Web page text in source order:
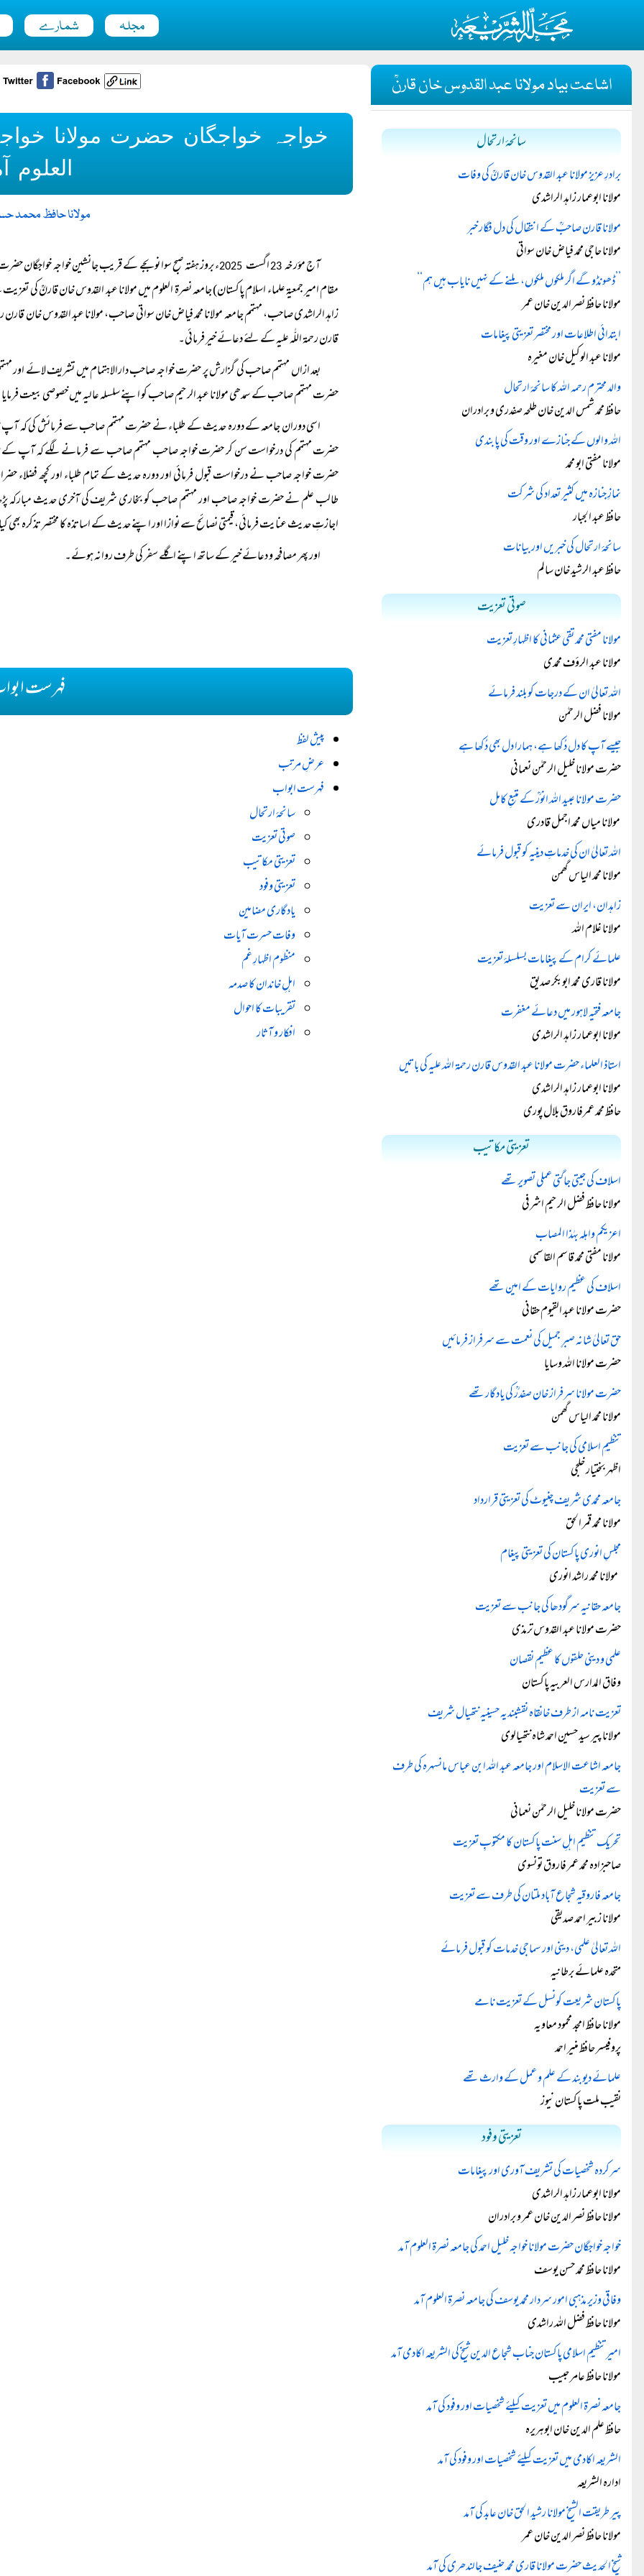
مجلہ شمارے
خواجہ خواجگان حضرت مولانا
العلوم
مولانا حافظ محمد
آج مؤرخہ23 اگست
ء بروز ہفتہ صبح سوا نو بجے کے قریب جانشین خواجہ خواجگان
مقام امیر جمعیۃ علماء اسلام پاکستان) جامعہ نصرۃ العلوم میں مولانا عبد القدوس خان قارنؒ کی
زاہد الراشدی صاحب، مہتمم جامعہ مولانا محمد فیاض خان سواتی صاحب، مولانا عبد القدوس خان
قارن رحمۃ اللّٰہ علیہ کے لئے دعائے خیر فرمائی۔
بعد ازاں مہتمم صاحب کی گزارش پر حضرت خواجہ صاحب دارالاہتمام میں تشریف لائے
حضرت مہتمم صاحب کے سمدھی مولانا عبد الرحیم صاحب کو اپنے سلسلہ عالیہ میں خصوصی بیعت
اسی دوران جامعہ کے دورہ حدیث کے طلباء نے حضرت مہتمم صاحب سے فرمائش کی کہ
حضرت مہتمم کی درخواست سن کر حضرت خواجہ صاحب مہتمم صاحب سے فرمانے لگے کہ آپ
حضرت خواجہ صاحب نے درخواست قبول فرمائی اور دورہ حدیث کے تمام طلباء اور کچھ فضلاء
طالب علم نے حضرت خواجہ صاحب اور مہتمم صاحب کو بخاری شریف کی آخری حدیث مبارکہ
اجازتِ حدیث عنایت فرمائی، قیمتی نصائح سے نوازا اور اپنے حدیث کے اساتذہ کا مختصر تذکرہ بھی
اور پھر مصافحہ و دعائے خیر کے ساتھ اپنے اگلے سفر کی طرف روانہ ہوئے۔
فہرست
پیش لفظ
عرضِ مرتب
فہرست ابواب
سانحۂ ارتحال
صوتی تعزیت
تعزیتی مکاتیب
تعزیتی وفود
یادگاری مضامین
وفات حسرت آیات
منظوم اظہارِ غم
اہلِ خاندان کا صدمہ
تقریبات کا احوال
افکار و آثار
اشاعت بیاد مولانا عبد القدوس خان قارنؒ
سانحۂ ارتحال
برادرِ عزیز مولانا عبد القدوس خان قارنؒ کی وفات
مولانا ابوعمار زاہد الراشدی
مولانا قارن صاحبؒ کے انتقال کی دل فگار خبر
مولانا حاجی محمد فیاض خان سواتی
’’ڈھونڈو گے اگر ملکوں ملکوں، ملنے کے نہیں نایاب ہیں ہم‘‘
مولانا حافظ نصر الدین خان عمر
ابتدائی اطلاعات اور مختصر تعزیتی پیغامات
مولانا عبد الوکیل خان مغیرہ
والد محترم رحمہ اللہ کا سانحۂ ارتحال
حافظ محمد شمس الدین خان طلحہ صفدری و برادران
اللہ والوں کے جنازے اور وقت کی پابندی
مولانا مفتی ابو محمد
نمازِ جنازہ میں کثیر تعداد کی شرکت
حافظ عبد الجبار
سانحۂ ارتحال کی خبریں اور بیانات
حافظ عبد الرشید خان سالم
صوتی تعزیت
مولانا مفتی محمد تقی عثمانی کا اظہارِ تعزیت
مولانا عبد الرؤف محمدی
اللہ تعالیٰ ان کے درجات کو بلند فرمائے
مولانا فضل الرحمٰن
جیسے آپ کا دل دُکھا ہے، ہمارا دل بھی دُکھا ہے
حضرت مولانا خلیل الرحمٰن نعمانی
حضرت مولانا عبید اللہ انورؒ کے متبعِ کامل
مولانا میاں محمد اجمل قادری
اللہ تعالیٰ ان کی خدماتِ دینیہ کو قبول فرمائے
مولانا محمد الیاس گھمن
زاہدان، ایران سے تعزیت
مولانا غلام اللہ
علمائے کرام کے پیغامات بسلسلۂ تعزیت
مولانا قاری محمد ابوبکر صدیق
جامعہ فتحیہ لاہور میں دعائے مغفرت
مولانا ابوعمار زاہد الراشدی
استاذ العلماء حضرت مولانا عبد القدوس قارن رحمۃ اللہ علیہ کی باتیں
مولانا ابوعمار زاہد الراشدی
حافظ محمد عمرفاروق بلال پوری
تعزیتی مکاتیب
اسلاف کی جیتی جاگتی عملی تصویر تھے
مولانا حافظ فضل الرحیم اشرفی
اعزيكم واهله بهٰذا المصاب
مولانا مفتی محمد قاسم القاسمی
اسلاف کی عظیم روایات کے امین تھے
حضرت مولانا عبد القیوم حقانی
حق تعالیٰ شانہ صبرِ جمیل کی نعمت سے سرفراز فرمائیں
حضرت مولانا اللہ وسایا
حضرت مولانا سرفراز خان صفدرؒ کی یادگار تھے
مولانا محمد الیاس گھمن
تنظیمِ اسلامی کی جانب سے تعزیت
اظہر بختیار خلجی
جامعہ محمدی شریف چنیوٹ کی تعزیتی قرارداد
مولانا محمد قمر الحق
مجلسِ انوری پاکستان کی تعزیتی پیغام
مولانا محمد راشد انوری
جامعہ حقانیہ سرگودھا کی جانب سے تعزیت
حضرت مولانا عبد القدوس ترمذی
علمی و دینی حلقوں کا عظیم نقصان
وفاق المدارس العربیہ پاکستان
تعزیت نامہ از طرف خانقاہ نقشبندیہ حسینیہ نتھیال شریف
مولانا پیر سید حسین احمد شاہ نتھیالوی
جامعہ اشاعت الاسلام اور جامعہ عبد اللہ ابن عباس مانسہرہ کی طرف
سے تعزیت
حضرت مولانا خلیل الرحمٰن نعمانی
تحریک تنظیم اہلِ سنت پاکستان کا مکتوبِ تعزیت
صاحبزادہ محمد عمر فاروق تونسوی
جامعہ فاروقیہ شجاع آباد ملتان کی طرف سے تعزیت
مولانا زبیر احمد صدیقی
اللہ تعالیٰ علمی، دینی اور سماجی خدمات کو قبول فرمائے
متحدہ علمائے برطانیہ
پاکستان شریعت کونسل کے تعزیت نامے
مولانا حافظ امجد محمود معاویہ
پروفیسر حافظ منیر احمد
علمائے دیوبند کے علم و عمل کے وارث تھے
نقیب ملت پاکستان نیوز
تعزیتی وفود
سرکردہ شخصیات کی تشریف آوری اور پیغامات
مولانا ابوعمار زاہد الراشدی
مولانا حافظ نصر الدین خان عمر و برادران
خواجہ خواجگان حضرت مولانا خواجہ خلیل احمد کی جامعہ نصرۃ العلوم آمد
مولانا حافظ محمد حسن یوسف
وفاقی وزیر مذہبی امور سردار محمد یوسف کی جامعہ نصرۃ العلوم آمد
مولانا حافظ فضل اللہ راشدی
امیرتنظیمِ اسلامی پاکستان جناب شجاع الدین شیخ کی الشریعہ اکادمی آمد
مولانا حافظ عامر حبیب
جامعہ نصرۃ العلوم میں تعزیت کیلئے شخصیات اور وفود کی آمد
حافظ علم الدین خان ابوہریرہ
الشریعہ اکادمی میں تعزیت کیلئے شخصیات اور وفود کی آمد
ادارہ الشریعہ
پیر طریقت الشیخ مولانا رشید الحق خان عابد کی آمد
مولانا حافظ نصر الدین خان عمر
شیخ الحدیث حضرت مولانا قاری محمد حنیف جالندھری کی آمد